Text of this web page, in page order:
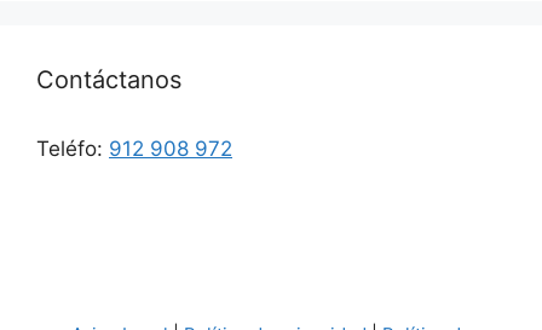
Contáctanos
Teléfo: 912 908 972